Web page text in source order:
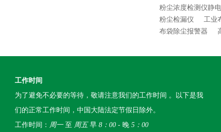
粉尘浓度检测仪静
粉尘检漏仪
工业
布袋除尘报警器
工作时间
为了避免不必要的等待，敬请注意我们的工作时间 。以下是我
们的正常工作时间，中国大陆法定节假日除外。
工作时间： 周一至 周五早 8：00 - 晚 5：00